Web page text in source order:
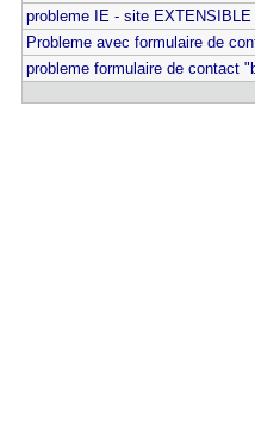
probleme IE - site EXTENSIBLE
Probleme avec formulaire de
probleme formulaire de contact